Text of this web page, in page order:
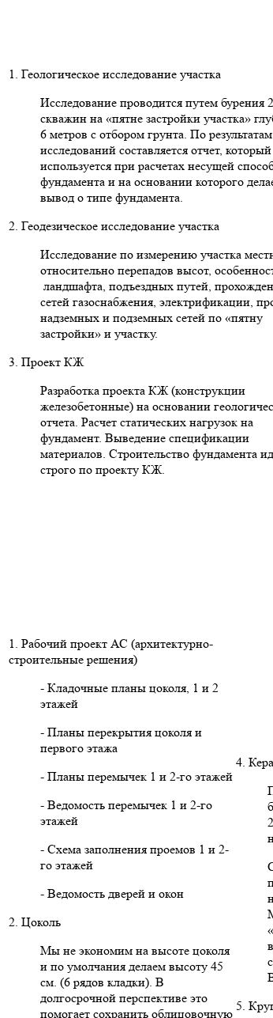
1. Геологическое исследование участка
Исследование проводится путем бурения
скважин на «пятне застройки участка»
6 метров с отбором грунта. По результатам
исследований составляется отчет, который
используется при расчетах несущей
фундамента и на основании которого
вывод о типе фундамента.
2. Геодезическое исследование участка
Исследование по измерению участка
относительно перепадов высот,
ландшафта, подъездных путей,
сетей газоснабжения, электрификации,
надземных и подземных сетей по «пятну
застройки» и участку.
3. Проект КЖ
Разработка проекта КЖ (конструкции
железобетонные) на основании
отчета. Расчет статических нагрузок на
фундамент. Выведение спецификации
материалов. Строительство фундамента
строго по проекту КЖ.
1. Рабочий проект АС (архитектурно-
строительные решения)
- Кладочные планы цоколя, 1 и 2
этажей
- Планы перекрытия цоколя и
первого этажа
- Планы перемычек 1 и 2-го этажей
- Ведомость перемычек 1 и 2-го
этажей
- Схема заполнения проемов 1 и 2-
го этажей
- Ведомость дверей и окон
2. Цоколь
Мы не экономим на высоте цоколя
и по умолчания делаем высоту 45
см. (6 рядов кладки). В
долгосрочной перспективе это
помогает сохранить облицовочную
4.
5.